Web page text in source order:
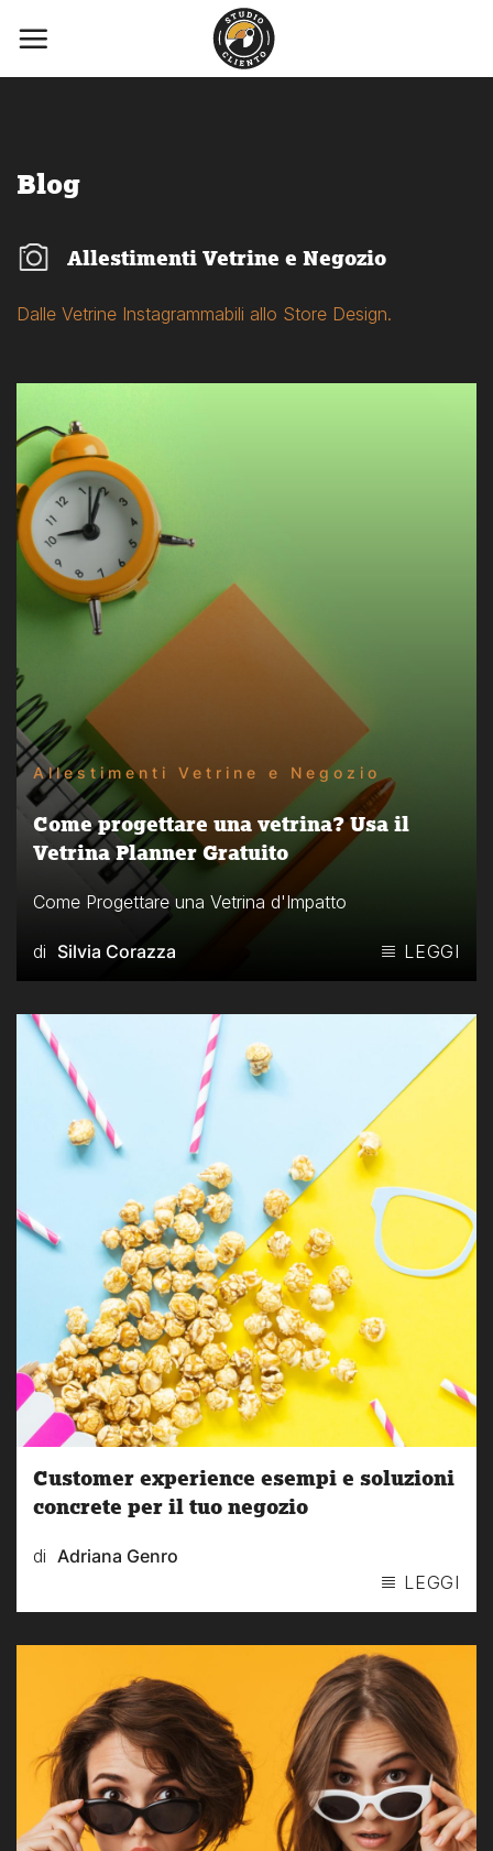
Blog
Allestimenti Vetrine e Negozio
Dalle Vetrine Instagrammabili allo Store Design.
Allestimenti Vetrine e Negozio
Come progettare una vetrina? Usa il
Vetrina Planner Gratuito
Come Progettare una Vetrina d'Impatto
di Silvia Corazza LEGGI
Customer experience esempi e soluzioni
concrete per il tuo negozio
di Adriana Genro
LEGGI